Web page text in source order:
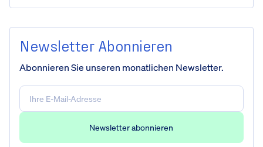
Newsletter Abonnieren
Abonnieren Sie unseren monatlichen Newsletter.